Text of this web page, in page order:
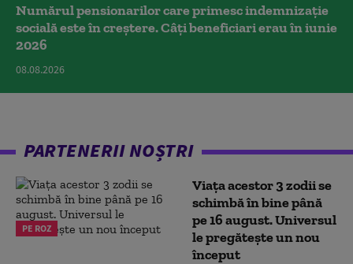
Numărul pensionarilor care primesc indemnizaţie
socială este în creștere. Câți beneficiari erau în iunie
2026
08.08.2026
PARTENERII NOȘTRI
PE ROZ
Viața acestor 3 zodii se
schimbă în bine până
pe 16 august. Universul
le pregătește un nou
început